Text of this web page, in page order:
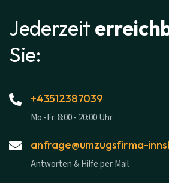
Jederzeit
Sie:
+43512387039
Mo.-Fr. 8:00 - 20:00 Uhr
anfrage@umzugsfirma-
Antworten & Hilfe per Mail